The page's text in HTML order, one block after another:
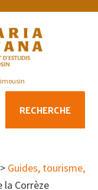
RECHERCHE
> Guides, tourisme,
la Corrèze